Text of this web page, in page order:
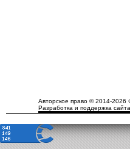
Авторское право © 2014-2026
Разработка и поддержка